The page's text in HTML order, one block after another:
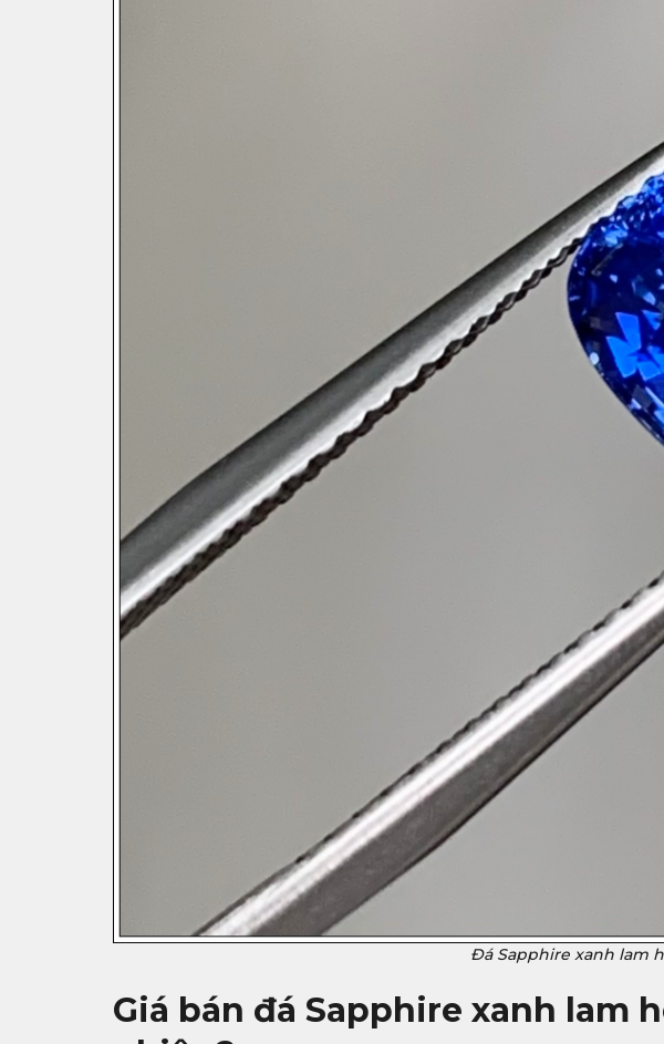
Đá Sapphire xanh lam
Giá bán đá Sapphire xanh lam